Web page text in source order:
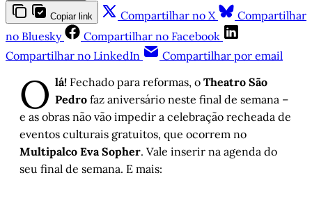
Copiar link Compartilhar no X
Compartilhar
no Bluesky
Compartilhar no Facebook
Compartilhar no LinkedIn
Compartilhar por email
O lá! Fechado para reformas, o Theatro São
Pedro faz aniversário neste final de semana –
e as obras não vão impedir a celebração recheada de
eventos culturais gratuitos, que ocorrem no
Multipalco Eva Sopher. Vale inserir na agenda do
seu final de semana. E mais: